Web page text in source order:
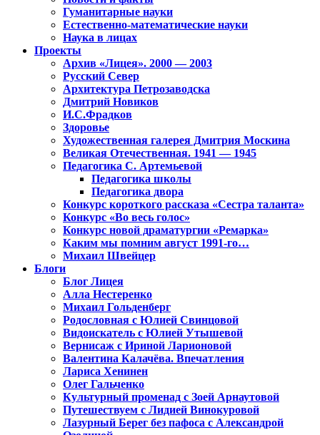
Гуманитарные науки
Естественно-математические науки
Наука в лицах
Проекты
Архив «Лицея». 2000 — 2003
Русский Север
Архитектура Петрозаводска
Дмитрий Новиков
И.С.Фрадков
Здоровье
Художественная галерея Дмитрия Москина
Великая Отечественная. 1941 — 1945
Педагогика С. Артемьевой
Педагогика школы
Педагогика двора
Конкурс короткого рассказа «Сестра таланта»
Конкурс «Во весь голос»
Конкурс новой драматургии «Ремарка»
Каким мы помним август 1991-го…
Михаил Швейцер
Блоги
Блог Лицея
Алла Нестеренко
Михаил Гольденберг
Родословная с Юлией Свинцовой
Видоискатель с Юлией Утышевой
Вернисаж с Ириной Ларионовой
Валентина Калачёва. Впечатления
Лариса Хенинен
Олег Гальченко
Культурный променад с Зоей Арнаутовой
Путешествуем с Лидией Винокуровой
Лазурный Берег без пафоса с Александрой